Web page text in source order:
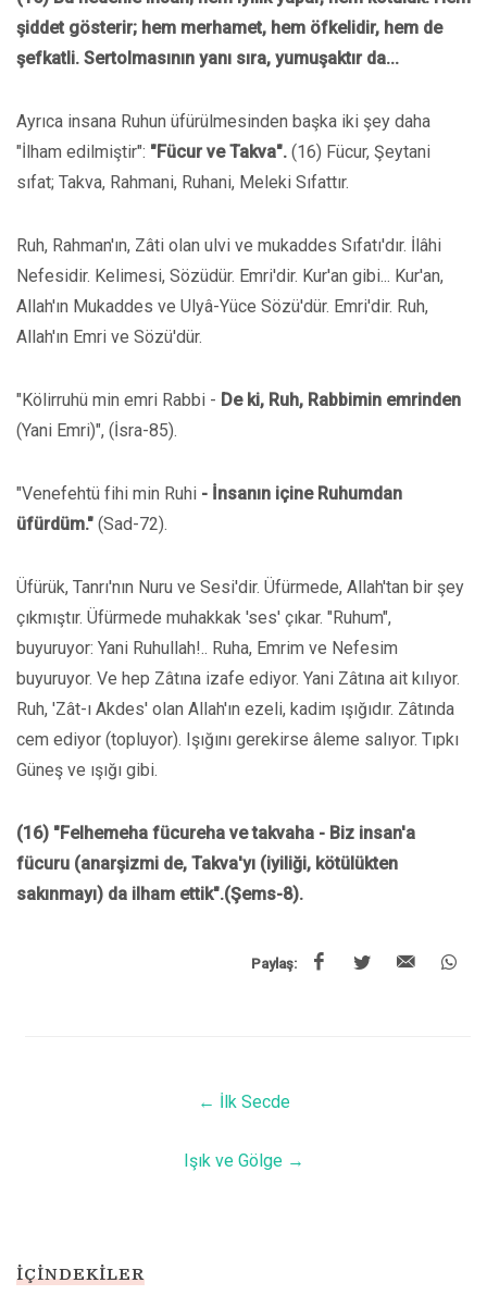
şiddet gösterir; hem merhamet, hem öfkelidir, hem de
şefkatli. Sertolmasının yanı sıra, yumuşaktır da...
Ayrıca insana Ruhun üfürülmesinden başka iki şey daha
"İlham edilmiştir": "Fücur ve Takva". (16) Fücur, Şeytani
sıfat; Takva, Rahmani, Ruhani, Meleki Sıfattır.
Ruh, Rahman'ın, Zâti olan ulvi ve mukaddes Sıfatı'dır. İlâhi
Nefesidir. Kelimesi, Sözüdür. Emri'dir. Kur'an gibi... Kur'an,
Allah'ın Mukaddes ve Ulyâ-Yüce Sözü'dür. Emri'dir. Ruh,
Allah'ın Emri ve Sözü'dür.
"Kölirruhü min emri Rabbi - De ki, Ruh, Rabbimin emrinden
(Yani Emri)", (İsra-85).
"Venefehtü fihi min Ruhi - İnsanın içine Ruhumdan
üfürdüm." (Sad-72).
Üfürük, Tanrı'nın Nuru ve Sesi'dir. Üfürmede, Allah'tan bir şey
çıkmıştır. Üfürmede muhakkak 'ses' çıkar. "Ruhum",
buyuruyor: Yani Ruhullah!.. Ruha, Emrim ve Nefesim
buyuruyor. Ve hep Zâtına izafe ediyor. Yani Zâtına ait kılıyor.
Ruh, 'Zât-ı Akdes' olan Allah'ın ezeli, kadim ışığıdır. Zâtında
cem ediyor (topluyor). Işığını gerekirse âleme salıyor. Tıpkı
Güneş ve ışığı gibi.
(16) "Felhemeha fücureha ve takvaha - Biz insan'a
fücuru (anarşizmi de, Takva'yı (iyiliği, kötülükten
sakınmayı) da ilham ettik".(Şems-8).
Paylaş:
← İlk Secde
Işık ve Gölge→
İÇINDEKILER